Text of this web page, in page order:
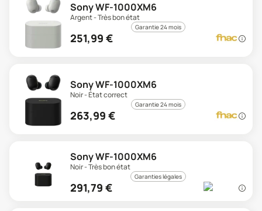
Sony WF-1000XM6
Argent - Très bon état
Garantie 24 mois
251,99 €
Sony WF-1000XM6
Noir - État correct
Garantie 24 mois
263,99 €
Sony WF-1000XM6
Noir - Très bon état
Garanties légales
291,79 €